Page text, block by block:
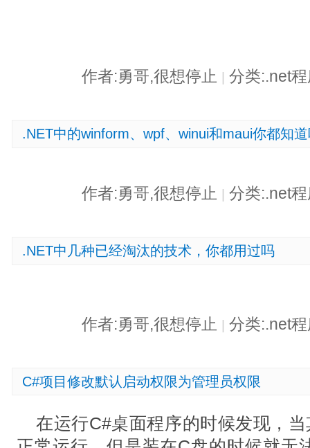
作者:勇哥,很想停止 | 分类:.net
.NET中的winform、wpf、winui和maui你都知
作者:勇哥,很想停止 分类:.net
.NET中几种已经淘汰的技术，你都用过吗
作者:勇哥,很想停止 | 分类:.net
C#项目修改默认启动权限为管理员权限
在运行C#桌面程序的时候发现，